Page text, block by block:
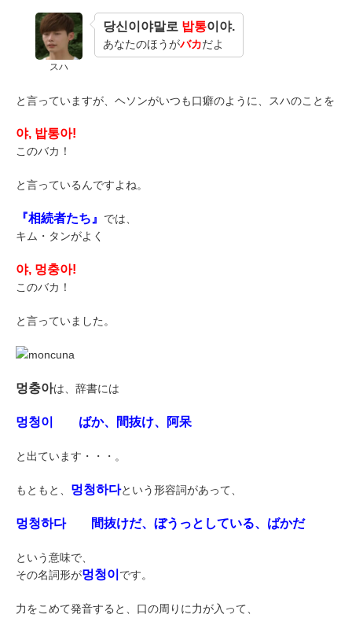
スハ
당신이야말로 밥통이야.
あなたのほうがバカだよ
と言っていますが、ヘソンがいつも口癖のように、スハのことを
야, 밥통아!
このバカ！
と言っているんですよね。
『相続者たち』 では、
キム・タンがよく
야, 멍충아!
このバカ！
と言っていました。
멍충아は、辞書には
멍청이 ばか、間抜け、阿呆
と出ています・・・。
もともと、 멍청하다という形容詞があって、
멍청하다 間抜けだ、ぼうっとしている、ばかだ
という意味で、
その名詞形が멍청이 です。
力をこめて発音すると、口の周りに力が入って、